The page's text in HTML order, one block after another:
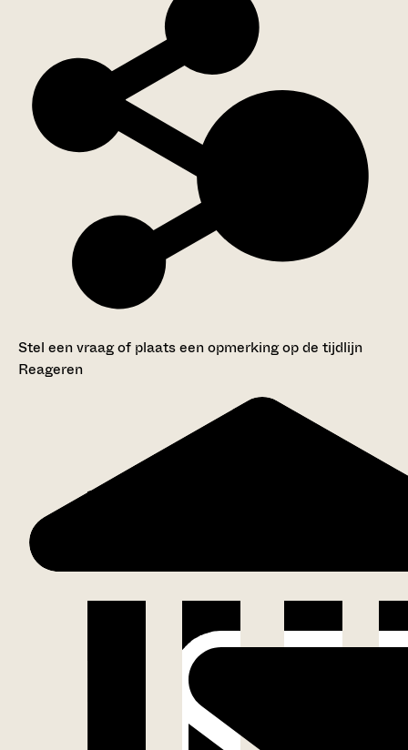
Stel een vraag of plaats een opmerking op de tijdlijn
Reageren